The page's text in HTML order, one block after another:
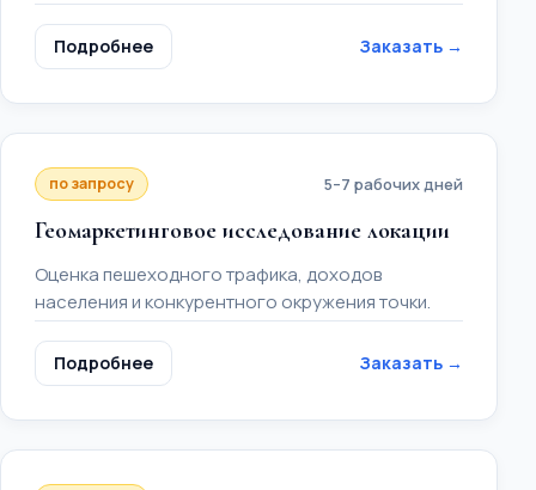
Подробнее Заказать →
по запросу 5–7 рабочих дней
Геомаркетинговое исследование локации
Оценка пешеходного трафика, доходов
населения и конкурентного окружения точки.
Подробнее Заказать →